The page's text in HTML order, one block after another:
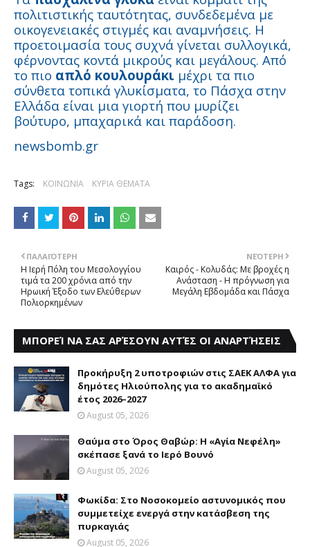
πολιτιστικής ταυτότητας, συνδεδεμένα με
οικογενειακές στιγμές και αναμνήσεις. Η
προετοιμασία τους συχνά γίνεται συλλογικά,
φέρνοντας κοντά μικρούς και μεγάλους. Από
το πιο απλό κουλουράκι μέχρι τα πιο
σύνθετα τοπικά γλυκίσματα, το Πάσχα στην
Ελλάδα είναι μια γιορτή που μυρίζει
βούτυρο, μπαχαρικά και παράδοση.
newsbomb.gr
Tags: ΚΟΙΝΩΝΙΑ ΚΥΡΙΑ ΘΕΜΑΤΑ
ΝΕΌΤΕΡΗ
Καιρός - Κολυδάς: Με βροχές η
Ανάσταση - Η πρόγνωση για
Μεγάλη Εβδομάδα και Πάσχα
ΠΑΛΑΙΌΤΕΡΗ
Η Ιερή Πόλη του Μεσολογγίου
τιμά τα 200 χρόνια από την
Ηρωική Έξοδο των Ελεύθερων
Πολιορκημένων
ΜΠΟΡΕΊ ΝΑ ΣΑΣ ΑΡΈΣΟΥΝ ΑΥΤΈΣ ΟΙ ΑΝΑΡΤΉΣΕΙΣ
Προκήρυξη 2 υποτροφιών στις ΣΑΕΚ ΑΛΦΑ για
δημότες Ηλιούπολης για το ακαδημαϊκό
έτος 2026–2027
August 05, 2026
Θαύμα στο Όρος Θαβώρ: H «Aγία Nεφέλη»
σκέπασε ξανά το Iερό Bουνό
August 05, 2026
Φωκίδα: Στο Νοσοκομείο αστυνομικός που
συμμετείχε ενεργά στην κατάσβεση της
πυρκαγιάς
August 05, 2026